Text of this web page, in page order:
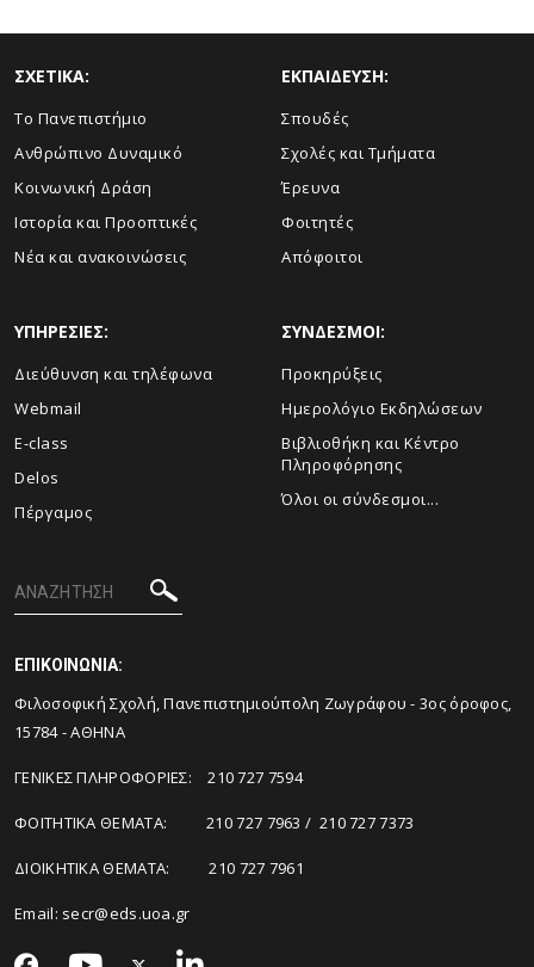
ΣΧΕΤΙΚΑ:
Το Πανεπιστήμιο
Ανθρώπινο Δυναμικό
Κοινωνική Δράση
Ιστορία και Προοπτικές
Νέα και ανακοινώσεις
ΕΚΠΑΙΔΕΥΣΗ:
Σπουδές
Σχολές και Τμήματα
Έρευνα
Φοιτητές
Απόφοιτοι
ΥΠΗΡΕΣΙΕΣ:
Διεύθυνση και τηλέφωνα
Webmail
E-class
Delos
Πέργαμος
ΣΥΝΔΕΣΜΟΙ:
Προκηρύξεις
Ημερολόγιο Εκδηλώσεων
Βιβλιοθήκη και Κέντρο
Πληροφόρησης
Όλοι οι σύνδεσμοι...
ΕΠΙΚΟΙΝΩΝΙΑ:
Φιλοσοφική Σχολή, Πανεπιστημιούπολη Ζωγράφου - 3ος όροφος,
15784 - ΑΘΗΝΑ
ΓΕΝΙΚΕΣ ΠΛΗΡΟΦΟΡΙΕΣ: 210 727 7594
ΦΟΙΤΗΤΙΚΑ ΘΕΜΑΤΑ: 210 727 7963 / 210 727 7373
ΔΙΟΙΚΗΤΙΚΑ ΘΕΜΑΤΑ: 210 727 7961
Email: secr@eds.uoa.gr